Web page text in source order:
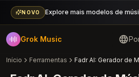
NOVO Explore mais modelos de
Grok Music
Início Ferramentas